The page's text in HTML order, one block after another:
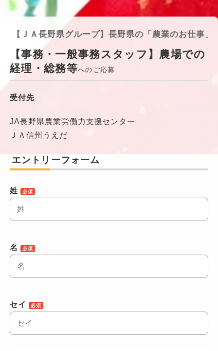
【ＪＡ長野県グループ】長野県の「農業のお仕事」
【事務・一般事務スタッフ】農場での
経理・総務等へのご応募
受付先
JA長野県農業労働力支援センター
ＪＡ信州うえだ
エントリーフォーム
姓 必須
名 必須
セイ 必須